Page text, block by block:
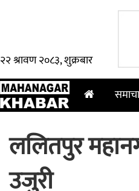
२२ श्रावण २०८३, शुक्रबार
ललितपुर
उजुरी